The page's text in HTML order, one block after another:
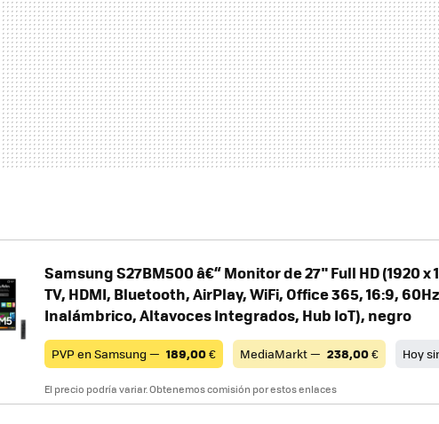
Samsung S27BM500 â€“ Monitor de 27" Full HD (1920 x
TV, HDMI, Bluetooth, AirPlay, WiFi, Office 365, 16:9,
Inalámbrico, Altavoces Integrados, Hub IoT), negro
PVP en Samsung — 189,00€ MediaMarkt — 238,00€ Hoy
El precio podría variar. Obtenemos comisión por estos enlaces